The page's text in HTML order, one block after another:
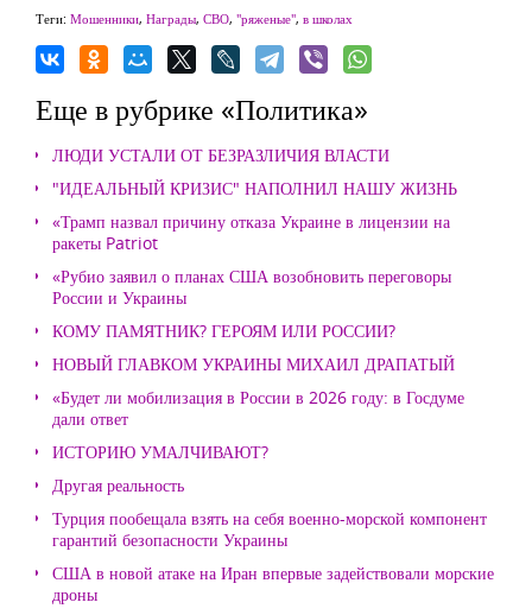
Теги: Мошенники, Награды, СВО, "ряженые", в школах
Еще в рубрике «Политика»
ЛЮДИ УСТАЛИ ОТ БЕЗРАЗЛИЧИЯ ВЛАСТИ
"ИДЕАЛЬНЫЙ КРИЗИС" НАПОЛНИЛ НАШУ ЖИЗНЬ
«Трамп назвал причину отказа Украине в лицензии на
ракеты Patriot
«Рубио заявил о планах США возобновить переговоры
России и Украины
КОМУ ПАМЯТНИК? ГЕРОЯМ ИЛИ РОССИИ?
НОВЫЙ ГЛАВКОМ УКРАИНЫ МИХАИЛ ДРАПАТЫЙ
«Будет ли мобилизация в России в 2026 году: в Госдуме
дали ответ
ИСТОРИЮ УМАЛЧИВАЮТ?
Другая реальность
Турция пообещала взять на себя военно-морской компонент
гарантий безопасности Украины
США в новой атаке на Иран впервые задействовали морские
дроны